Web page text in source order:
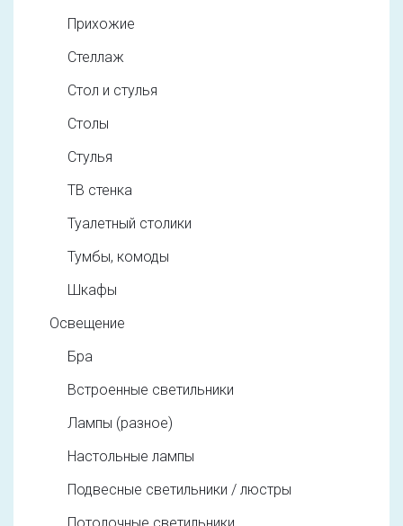
Прихожие
Стеллаж
Стол и стулья
Столы
Стулья
ТВ стенка
Туалетный столики
Тумбы, комоды
Шкафы
Освещение
Бра
Встроенные светильники
Лампы (разное)
Настольные лампы
Подвесные светильники / люстры
Потолочные светильники